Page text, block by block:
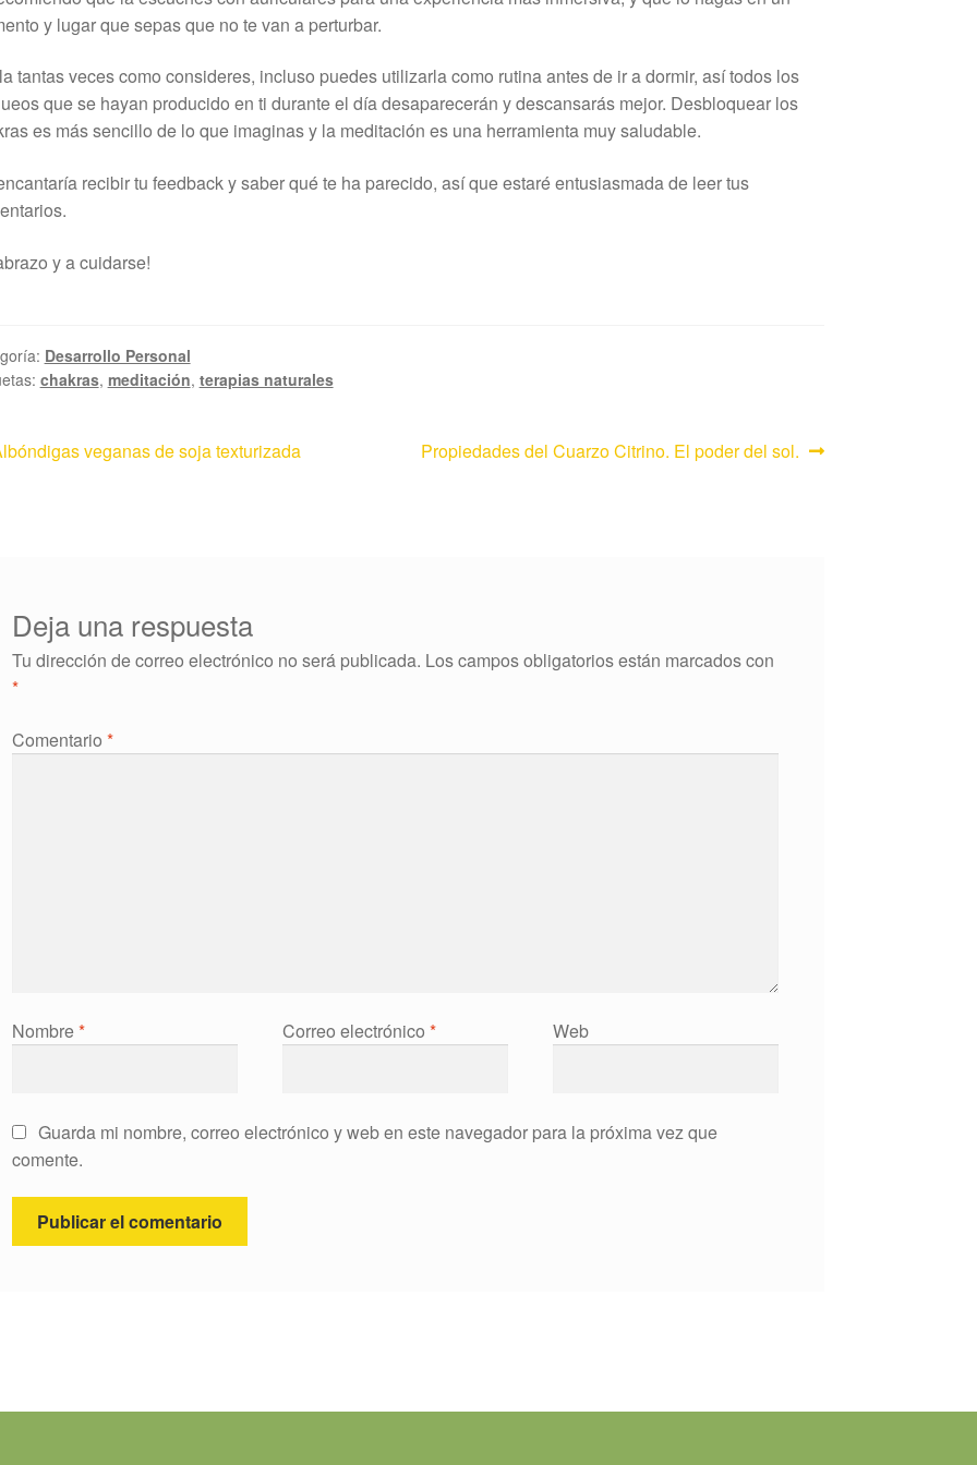
y lugar que sepas que no te van a perturbar.
tantas veces como consideres, incluso puedes utilizarla como rutina antes de ir a dormir, así todos los
que se hayan producido en ti durante el día desaparecerán y descansarás mejor. Desbloquear los
es más sencillo de lo que imaginas y la meditación es una herramienta muy saludable.
recibir tu feedback y saber qué te ha parecido, así que estaré entusiasmada de leer tus
y a cuidarse!
Desarrollo Personal
chakras, meditación, terapias naturales
veganas de soja texturizada Siguiente:
Propiedades del Cuarzo Citrino. El poder del sol.
Deja una respuesta
Tu dirección de correo electrónico no será publicada. Los campos obligatorios están marcados con
*
Comentario*
Nombre* Correo electrónico* Web
Guarda mi nombre, correo electrónico y web en este navegador para la próxima vez que
comente.